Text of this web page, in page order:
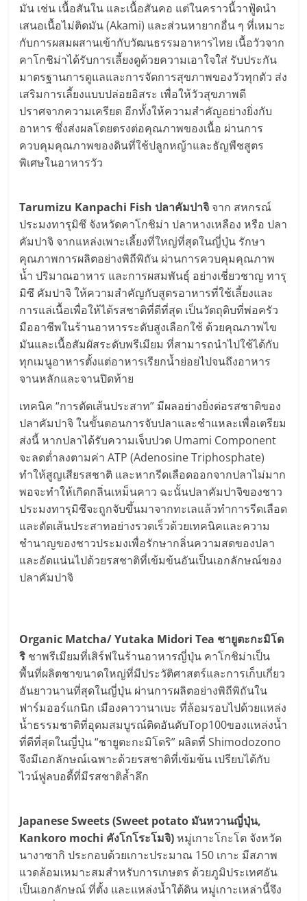
มัน เช่น เนื้อสันใน และเนื้อสันคอ แต่ในคราวนี้วาฟู้ดนำ
เสนอเนื้อไม่ติดมัน (Akami) และส่วนหายากอื่น ๆ ที่เหมาะ
กับการผสมผสานเข้ากับวัฒนธรรมอาหารไทย เนื้อวัวจาก
คาโกชิม่าได้รับการเลี้ยงดูด้วยความเอาใจใส่ รับประกัน
มาตรฐานการดูแลและการจัดการสุขภาพของวัวทุกตัว ส่ง
เสริมการเลี้ยงแบบปล่อยอิสระ เพื่อให้วัวสุขภาพดี
ปราศจากความเครียด อีกทั้งให้ความสำคัญอย่างยิ่งกับ
อาหาร ซึ่งส่งผลโดยตรงต่อคุณภาพของเนื้อ ผ่านการ
ควบคุมคุณภาพของดินที่ใช้ปลูกหญ้าและธัญพืชสูตร
พิเศษในอาหารวัว
Tarumizu Kanpachi Fish ปลาคัมปาจิ จาก สหกรณ์
ประมงทารุมิซึ จังหวัดคาโกชิม่า ปลาหางเหลือง หรือ ปลา
คัมปาจิ จากแหล่งเพาะเลี้ยงที่ใหญ่ที่สุดในญี่ปุ่น รักษา
คุณภาพการผลิตอย่างพิถีพิถัน ผ่านการควบคุมคุณภาพ
น้ำ ปริมาณอาหาร และการผสมพันธุ์ อย่างเชี่ยวชาญ ทารุ
มิซึ คัมปาจิ ให้ความสำคัญกับสูตรอาหารที่ใช้เลี้ยงและ
การแล่เนื้อเพื่อให้ได้รสชาติที่ดีที่สุด เป็นวัตถุดิบที่พ่อครัว
มืออาชีพในร้านอาหารระดับสูงเลือกใช้ ด้วยคุณภาพไข
มันและเนื้อสัมผัสระดับพรีเมียม ที่สามารถนำไปใช้ได้กับ
ทุกเมนูอาหารตั้งแต่อาหารเรียกน้ำย่อยไปจนถึงอาหาร
จานหลักและจานปิดท้าย
เทคนิค “การตัดเส้นประสาท” มีผลอย่างยิ่งต่อรสชาติของ
ปลาคัมปาจิ ในขั้นตอนการจับปลาและชำแหละเพื่อเตรียม
ส่งนี้ หากปลาได้รับความเจ็บปวด Umami Component
จะลดต่ำลงตามค่า ATP (Adenosine Triphosphate)
ทำให้สูญเสียรสชาติ และหากรีดเลือดออกจากปลาไม่มาก
พอจะทำให้เกิดกลิ่นเหม็นคาว ฉะนั้นปลาคัมปาจิของชาว
ประมงทารุมิซึจะถูกจับขึ้นมาจากทะเลแล้วทำการรีดเลือด
และตัดเส้นประสาทอย่างรวดเร็วด้วยเทคนิคและความ
ชำนาญของชาวประมงเพื่อรักษากลิ่นความสดของปลา
และอัดแน่นไปด้วยรสชาติที่เข้มข้นอันเป็นเอกลักษณ์ของ
ปลาคัมปาจิ
Organic Matcha/ Yutaka Midori Tea ชายูตะกะมิโด
ริ ชาพรีเมียมที่เสิร์ฟในร้านอาหารญี่ปุ่น คาโกชิม่าเป็น
พื้นที่ผลิตชาขนาดใหญ่ที่มีประวัติศาสตร์และการเก็บเกี่ยว
อันยาวนานที่สุดในญี่ปุ่น ผ่านการผลิตอย่างพิถีพิถันใน
ฟาร์มออร์แกนิก เมืองคาวานาเบะ ที่ล้อมรอบไปด้วยแหล่ง
น้ำธรรมชาติที่อุดมสมบูรณ์ติดอันดับTop100ของแหล่งน้ำ
ที่ดีที่สุดในญี่ปุ่น “ชายูตะกะมิโดริ” ผลิตที่ Shimodozono
จึงมีเอกลักษณ์เฉพาะด้วยรสชาติที่เข้มข้น เปรียบได้กับ
ไวน์ฟูลบอดี้ที่มีรสชาติล้ำลึก
Japanese Sweets (Sweet potato มันหวานญี่ปุ่น,
Kankoro mochi คังโกโระโมจิ)หมู่เกาะโกะโต จังหวัด
นางาซากิ ประกอบด้วยเกาะประมาณ 150 เกาะ มีสภาพ
แวดล้อมเหมาะสมสำหรับการเกษตร ด้วยภูมิประเทศอัน
เป็นเอกลักษณ์ ที่ตั้ง และแหล่งน้ำใต้ดิน หมู่เกาะเหล่านี้จึง